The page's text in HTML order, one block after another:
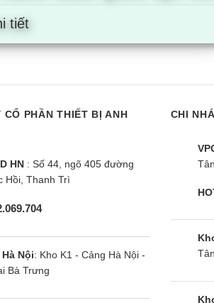
tiết
CỔ PHẦN THIẾT BỊ ANH
HN : Số 44, ngõ 405 đường
Hồi, Thanh Trì
Nội: Kho K1 - Cảng Hà Nội -
Bà Trưng
CHI